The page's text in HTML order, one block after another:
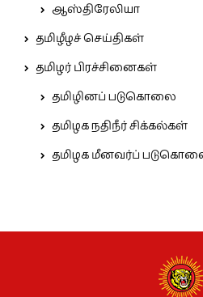
ஆஸ்திரேலியா
தமிழீழச் செய்திகள்
தமிழர் பிரச்சினைகள்
தமிழினப் படுகொலை
தமிழக நதிநீர் சிக்கல்கள்
தமிழக மீனவர்ப்